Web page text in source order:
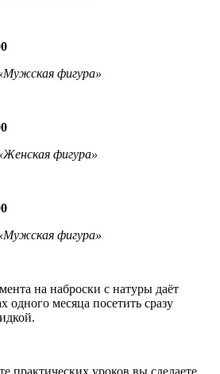
фигура»
фигура»
фигура»
на наброски с натуры даёт
одного месяца посетить сразу
практических уроков вы сделаете